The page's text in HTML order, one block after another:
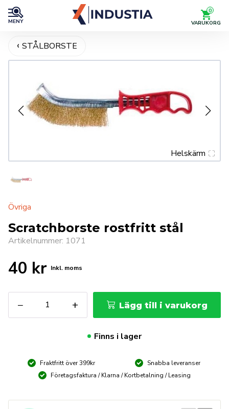
MENY
0
VARUKORG
STÅLBORSTE
Helskärm
Övriga
Scratchborste rostfritt stål
Artikelnummer: 1071
40 kr Inkl. moms
−
rostfritt
stål
+ Lägg till i varukorg
Finns i lager
Fraktfritt över 399kr
Snabba leveranser
Företagsfaktura / Klarna / Kortbetalning / Leasing